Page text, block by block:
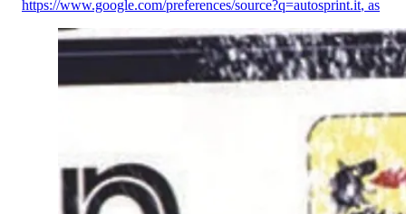
https://www.google.com/preferences/source?q=autosprint.it, as